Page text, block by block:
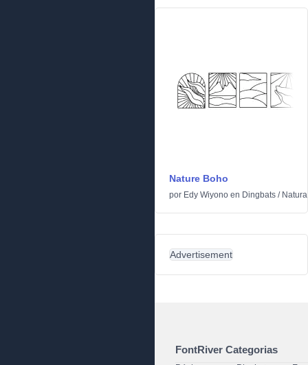
Nature Boho
por Edy Wiyono en Dingbats /
Advertisement
FontRiver Categorias